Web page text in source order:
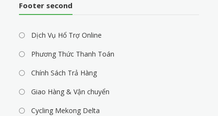
Footer second
Dịch Vụ Hổ Trợ Online
Phương Thức Thanh Toán
Chính Sách Trả Hàng
Giao Hàng & Vận chuyển
Cycling Mekong Delta